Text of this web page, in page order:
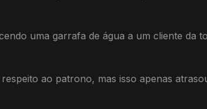
uma garrafa de água a um cliente da
ao patrono, mas isso apenas